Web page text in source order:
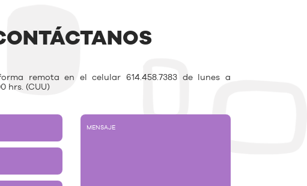
remota en el celular 614.458.7383 de lunes a
hrs. (CUU)